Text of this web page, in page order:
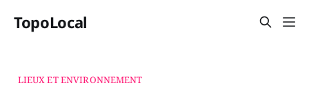
TopoLocal
LIEUX ET ENVIRONNEMENT